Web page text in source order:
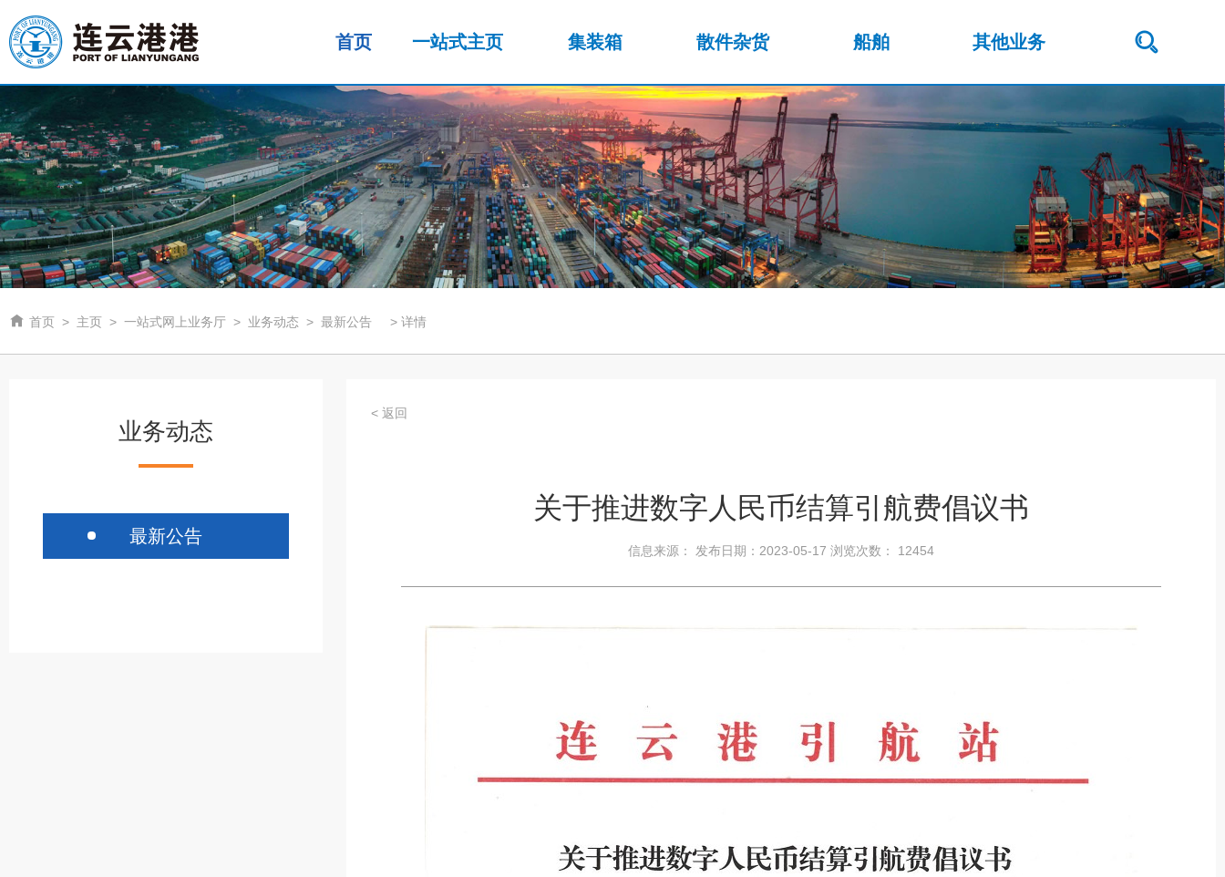
首页 一站式主页 集装箱 散件杂货 船舶 其他业务
 首页 > 主页 > 一站式网上业务厅 > 业务动态 > 最新公告 > 详情
业务动态
最新公告
< 返回
关于推进数字人民币结算引航费倡议书
信息来源： 发布日期：2023-05-17 浏览次数： 12454